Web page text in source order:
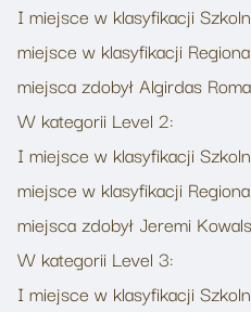
I miejsce w klasyfikacji
miejsce w klasyfikacji
miejsca zdobył Algirdas
W kategorii Level 2:
I miejsce w klasyfikacji
miejsce w klasyfikacji
miejsca zdobył Jeremi
W kategorii Level 3:
I miejsce w klasyfikacji